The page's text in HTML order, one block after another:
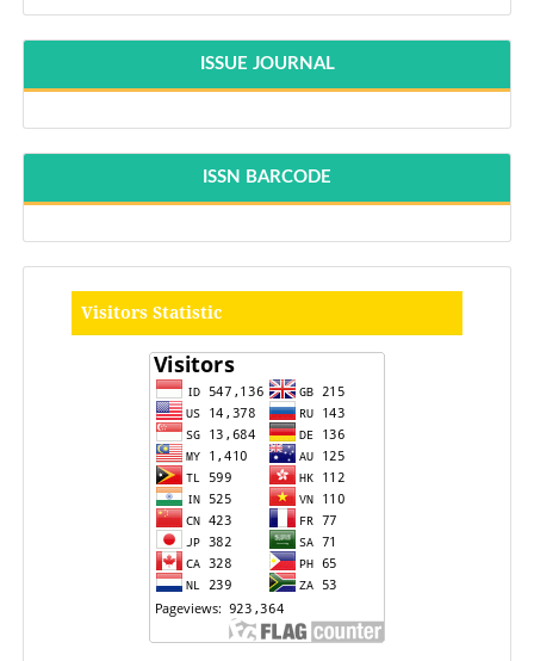
ISSUE JOURNAL
ISSN BARCODE
Visitors Statistic